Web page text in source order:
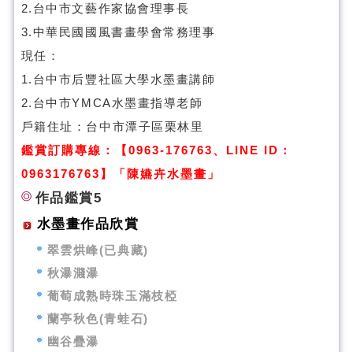
2.台中市文藝作家協會理事長
3.中華民國國風書畫學會常務理事
現任：
1.台中市后豐社區大學水墨畫講師
2.台中市YMCA水墨畫指導老師
戶籍住址：台中市潭子區栗林里
鑑賞訂購專線：【0963-176763、LINE ID：
0963176763】「陳嬿卉水墨畫」
作品鑑賞5
水墨畫作品欣賞
翠雲烘峰(已典藏)
秋瀑濺瀑
葡萄成熟時珠玉滿枝椏
蘭亭秋色(青蛙石)
幽谷疊瀑